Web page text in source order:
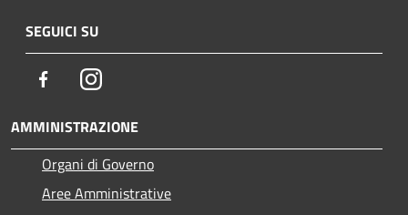
SEGUICI SU
FacebookInstagram
AMMINISTRAZIONE
Organi di Governo
Aree Amministrative